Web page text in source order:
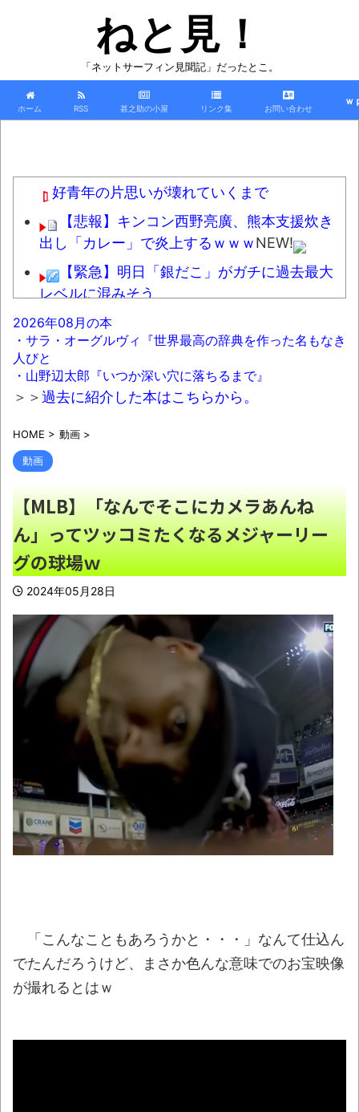
ねと見！
「ネットサーフィン見聞記」だったとこ。
ホーム RSS 甚之助の小屋 リンク集 お問い合わせ
ｗ
好青年の片思いが壊れていくまで
【悲報】キンコン西野亮廣、熊本支援炊き
出し「カレー」で炎上するｗｗｗNEW!
【緊急】明日「銀だこ」がガチに過去最大
レベルに混みそう
wwwwwwwwwwwwwwwwwwwwwwwww
w NEW!
【大阪】建設会社の従業員(79)、同僚(52)
の言葉遣いが悪いという理由でクビに刃物を刺
して殺害NEW!
レトロパソコンの雑誌掲載プログラムリス
トを打ち込んだゲームプレイ動画で当時が懐か
【朗報】八田與一容疑者、詰む 情報提供
が累計1万3600件超え 目撃情報は「関東」が
最多NEW!
結局 男も女もよく笑う奴がモテるんだよ
中居正広さん、ひそかに◯◯してい
た・・・NEW!
Uber配達員からのお願いNEW!
積水ハウス「地面師に55億円騙し取られ
た…」 ワイ「はえーかわいそう…会社滅茶苦茶
やろなぁ」 NEW!
兵庫斎藤知事、県の海外事務所を全廃へ
「公務員が海外で遊ぶためにあるだけ」NEW!
【徹底議論】近代日本史で最も取り返しの
ラスが飛んでくる事故(ﾟoﾟ)
【朗報】月曜から東日本をガツンと冷やし
てくれる「オホーツク海高気圧」が襲来ｗｗｗ
NEW!
2026年08月の本
・サラ・オーグルヴィ『世界最高の辞典を作った名もなき
人びと
・山野辺太郎『いつか深い穴に落ちるまで』
＞＞過去に紹介した本はこちらから。
HOME > 動画 >
動画
【MLB】「なんでそこにカメラあんね
ん」ってツッコミたくなるメジャーリー
グの球場ｗ
2024年05月28日
「こんなこともあろうかと・・・」なんて仕込ん
でたんだろうけど、まさか色んな意味でのお宝映像
が撮れるとはｗ